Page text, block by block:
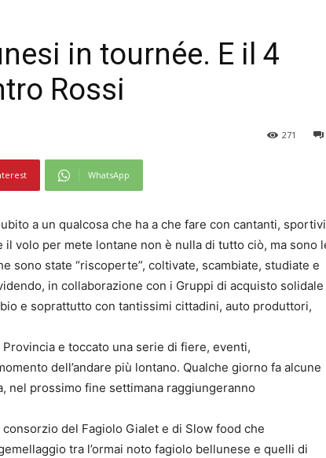
in tournée. E il 4
Rossi
271
WhatsApp
a un qualcosa che ha a che fare con cantanti,
volo per mete lontane non è nulla di tutto ciò, ma sono
sono state “riscoperte”, coltivate, scambiate, studiate e
in collaborazione con i Gruppi di acquisto solidale
e soprattutto con tantissimi cittadini, auto produttori,
e toccato una serie di fiere, eventi,
dell’andare più lontano. Qualche giorno fa alcune
nel prossimo fine settimana raggiungeranno
del Fagiolo Gialet e di Slow food che
tra l’ormai noto fagiolo bellunese e quelli di